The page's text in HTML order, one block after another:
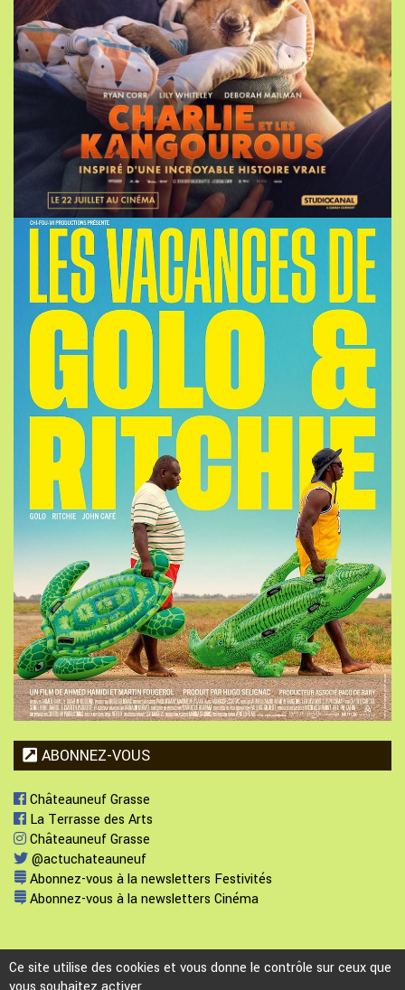
ABONNEZ-VOUS
Châteauneuf Grasse
La Terrasse des Arts
Châteauneuf Grasse
@actuchateauneuf
Abonnez-vous à la newsletters Festivités
Abonnez-vous à la newsletters Cinéma
Ce site utilise des cookies et vous donne le contrôle sur ceux que